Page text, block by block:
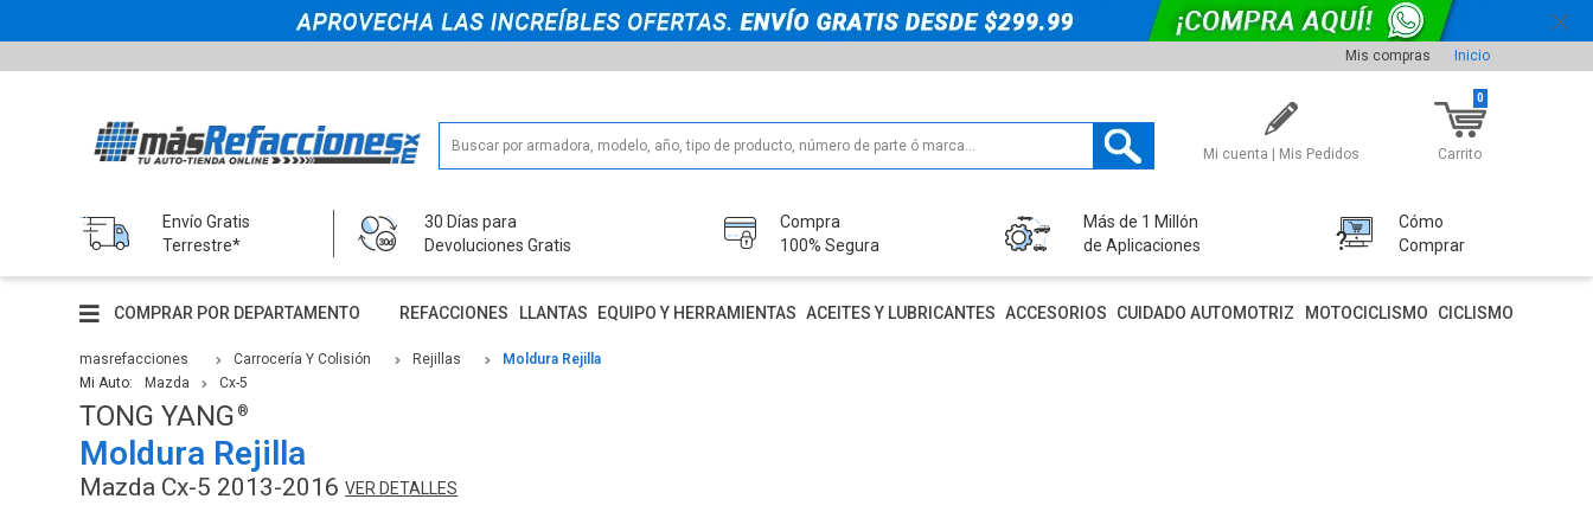
Mis compras Inicio
Mi cuenta | Mis Pedidos Carrito
0
Envío Gratis
Terrestre*
30 Días para
Devoluciones Gratis
Compra
100% Segura
Más de 1 Millón
de Aplicaciones
Cómo
Comprar
COMPRAR POR DEPARTAMENTO REFACCIONES LLANTAS EQUIPO Y HERRAMIENTAS ACEITES Y LUBRICANTES ACCESORIOS CUIDADO AUTOMOTRIZ MOTOCICLISMO CICLISMO
masrefacciones Carrocería Y Colisión Rejillas
Moldura Rejilla
Mi Auto:
Mazda Cx-5
TONG YANG
Moldura Rejilla
Mazda Cx-5 2013-2016 VER DETALLES